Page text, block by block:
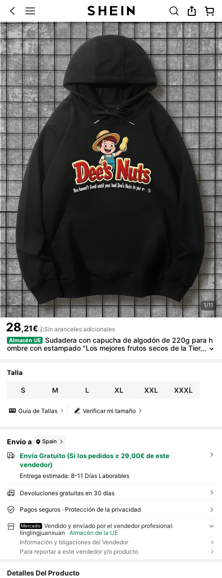
1/11
28,21€ Sin aranceles adicionales
Almacén UE
Sudadera con capucha de algodón de 220g para h
ombre con estampado "Los mejores frutos secos de la Tier
Talla
S M L XL XXL XXXL
Verificar mi tamaño
Guía de Tallas
Envío a Spain
Envío Gratuito (Si los pedidos ≥ 29,00€ de este
vendedor)
Entrega estimada: 8-11 Días Laborables
Devoluciones gratuitas en 30 días
Pagos seguros · Protección de la privacidad
Mercado
Vendido y enviado por el vendedor profesional:
linglingjuanxuan
Almacén de la UE
Información y bligaciones del Vendedor
Para reportar a este vendedor y/o producto
Detalles Del Producto